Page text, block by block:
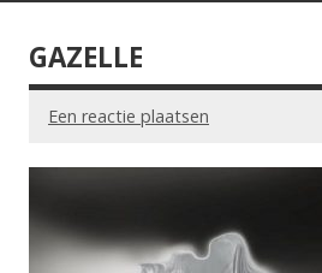
GAZELLE
Een reactie plaatsen